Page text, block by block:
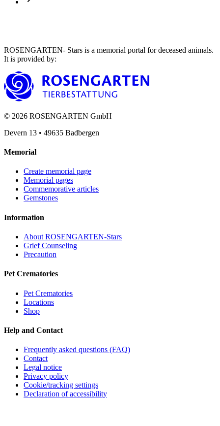
ROSENGARTEN- Stars is a memorial portal for deceased animals.
It is provided by:
© 2026 ROSENGARTEN GmbH
Devern 13 • 49635 Badbergen
Memorial
Create memorial page
Memorial pages
Commemorative articles
Gemstones
Information
About ROSENGARTEN-Stars
Grief Counseling
Precaution
Pet Crematories
Pet Crematories
Locations
Shop
Help and Contact
Frequently asked questions (FAQ)
Contact
Legal notice
Privacy policy
Cookie/tracking settings
Declaration of accessibility